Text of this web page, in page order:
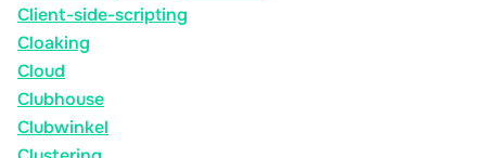
Client-side-scripting
Cloaking
Cloud
Clubhouse
Clubwinkel